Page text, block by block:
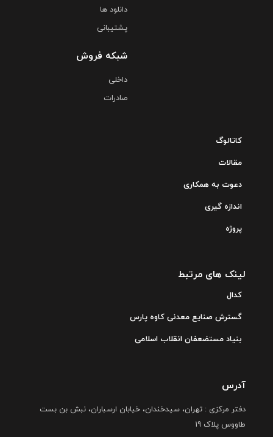
دانلود ها
پشتیبانی
شبکه فروش
داخلی
صادرات
کاتالوگ
مقالات
دعوت به همکاری
اندازه گیری
پروژه
لینک های مرتبط
کدال
گسترش صنایع معدنی کاوه پارس
بنیاد مستضعفان انقلاب اسلامی
آدرس
دفتر مرکزی : تهران، سیدخندان، خیابان ارسباران، نبش بن بست
طاووس پلاک 19